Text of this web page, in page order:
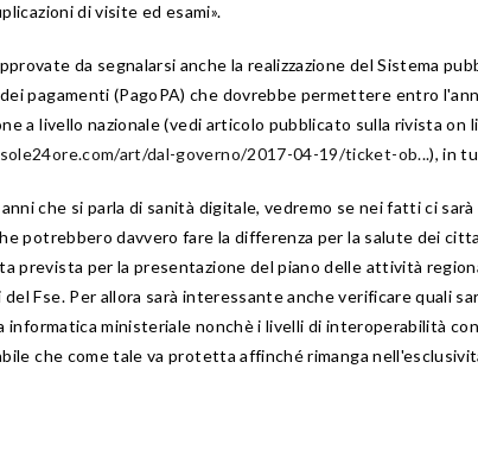
di visite ed esami».
da segnalarsi anche la realizzazione del Sistema
pagamenti (PagoPA) che dovrebbe permettere entro
a livello nazionale (vedi articolo pubblicato sulla rivista on
art/dal-governo/2017-04-19/ticket-ob...), in
che si parla di sanità digitale, vedremo se nei fatti ci
potrebbero davvero fare la differenza per la salute dei
prevista per la presentazione del piano delle attività
Fse. Per allora sarà interessante anche verificare quali
informatica ministeriale nonchè i livelli di interoperabilità
che come tale va protetta affinché rimanga